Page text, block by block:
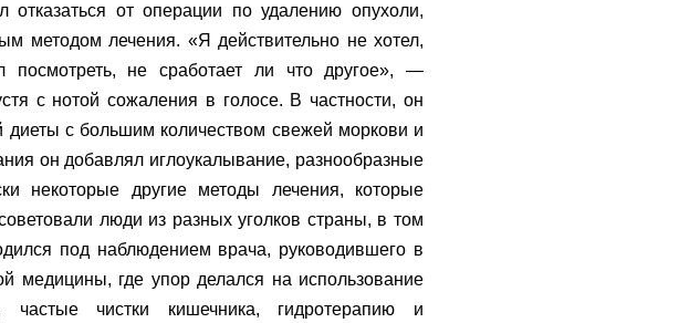
от операции по удалению опухоли,
методом лечения. «Я действительно не хотел,
не сработает ли что другое», —
с нотой сожаления в голосе. В частности, он
диеты с большим количеством свежей моркови и
он добавлял иглоукалывание, разнообразные
некоторые другие методы лечения, которые
люди из разных уголков страны, в том
под наблюдением врача, руководившего в
медицины, где упор делался на использование
частые чистки кишечника, гидротерапию и